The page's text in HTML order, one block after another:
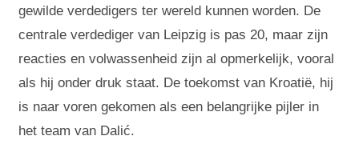
gewilde verdedigers ter wereld kunnen worden. De
centrale verdediger van Leipzig is pas 20, maar zijn
reacties en volwassenheid zijn al opmerkelijk, vooral
als hij onder druk staat. De toekomst van Kroatië, hij
is naar voren gekomen als een belangrijke pijler in
het team van Dalić.